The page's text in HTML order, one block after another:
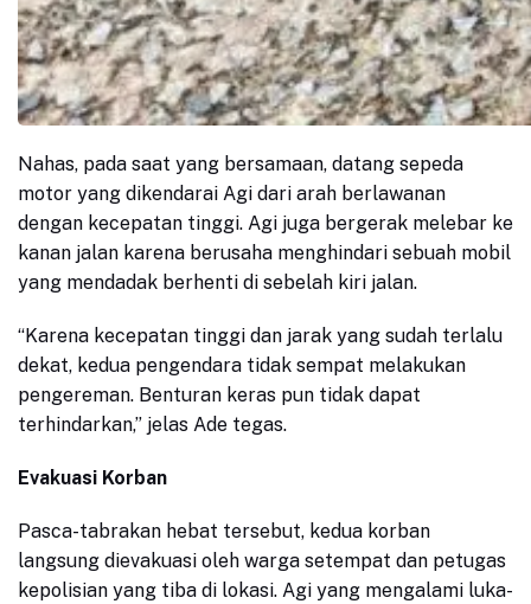
Nahas, pada saat yang bersamaan, datang sepeda
motor yang dikendarai Agi dari arah berlawanan
dengan kecepatan tinggi. Agi juga bergerak melebar ke
kanan jalan karena berusaha menghindari sebuah mobil
yang mendadak berhenti di sebelah kiri jalan.
“Karena kecepatan tinggi dan jarak yang sudah terlalu
dekat, kedua pengendara tidak sempat melakukan
pengereman. Benturan keras pun tidak dapat
terhindarkan,” jelas Ade tegas.
Evakuasi Korban
Pasca-tabrakan hebat tersebut, kedua korban
langsung dievakuasi oleh warga setempat dan petugas
kepolisian yang tiba di lokasi. Agi yang mengalami luka-